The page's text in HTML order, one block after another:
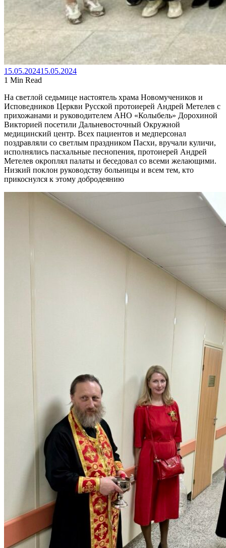
15.05.202415.05.2024
1 Min Read
На светлой седьмице настоятель храма Новомучеников и
Исповедников Церкви Русской протоиерей Андрей Метелев с
прихожанами и руководителем АНО «Колыбель» Дорохиной
Викторией посетили Дальневосточный Окружной
медицинский центр. Всех пациентов и медперсонал
поздравляли со светлым праздником Пасхи, вручали куличи,
исполнялись пасхальные песнопения, протоиерей Андрей
Метелев окроплял палаты и беседовал со всеми желающими.
Низкий поклон руководству больницы и всем тем, кто
прикоснулся к этому добродеянию